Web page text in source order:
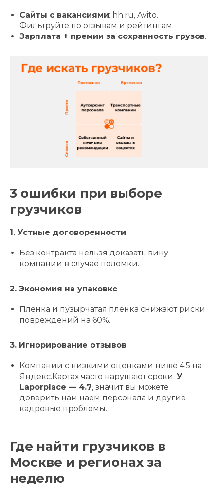
Сайты с вакансиями: hh.ru, Avito.
Фильтруйте по отзывам и рейтингам.
Зарплата + премии за сохранность грузов.
3 ошибки при выборе
грузчиков
1. Устные договоренности
Без контракта нельзя доказать вину
компании в случае поломки.
2. Экономия на упаковке
Пленка и пузырчатая пленка снижают риски
повреждений на 60%.
3. Игнорирование отзывов
Компании с низкими оценками ниже 4.5 на
Яндекс.Картах часто нарушают сроки. У
Laporplace — 4.7, значит вы можете
доверить нам наем персонала и другие
кадровые проблемы.
Где найти грузчиков в
Москве и регионах за
неделю